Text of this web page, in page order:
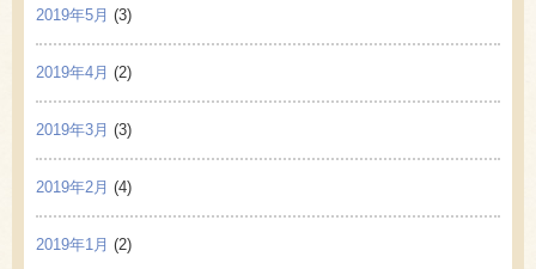
2019年5月 (3)
2019年4月 (2)
2019年3月 (3)
2019年2月 (4)
2019年1月 (2)